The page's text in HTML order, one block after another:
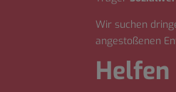
Wir suchen
angestoßenen